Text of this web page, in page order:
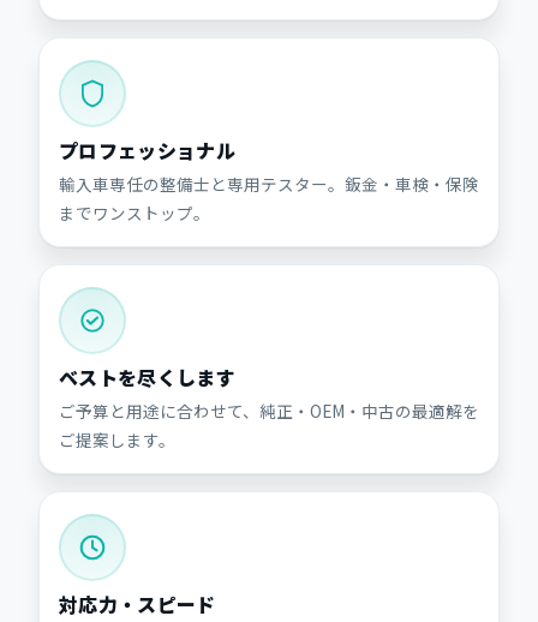
プロフェッショナル
輸入車専任の整備士と専用テスター。鈑金・車検・保険
までワンストップ。
ベストを尽くします
ご予算と用途に合わせて、純正・OEM・中古の最適解を
ご提案します。
対応力・スピード